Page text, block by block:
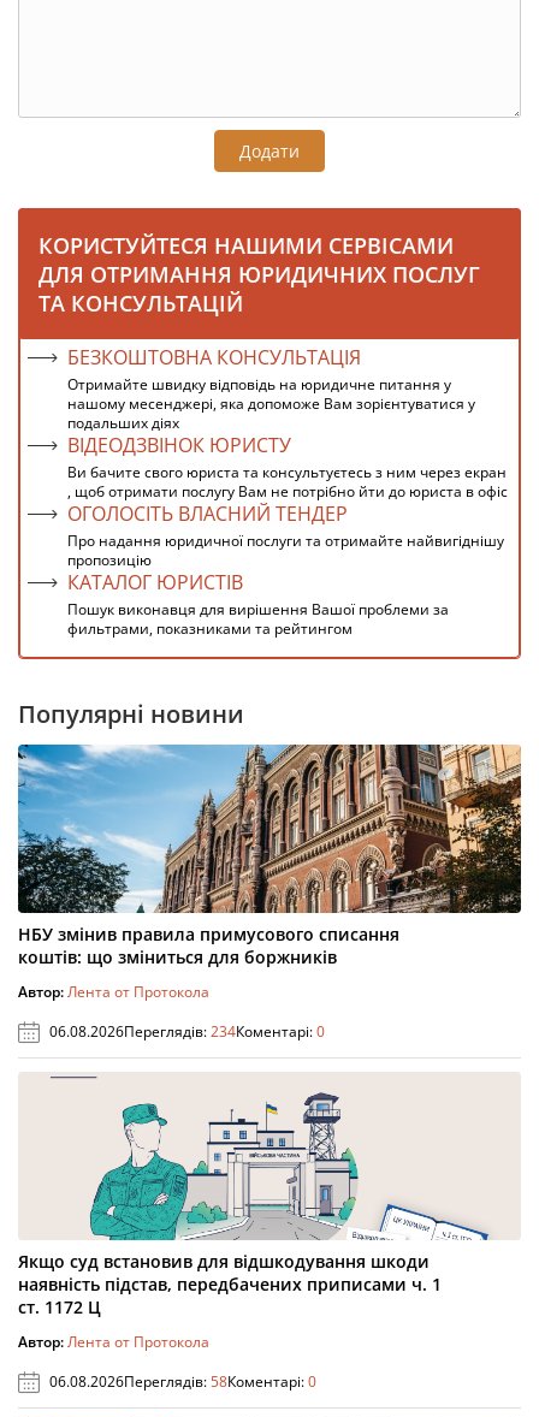
Додати
КОРИСТУЙТЕСЯ НАШИМИ СЕРВІСАМИ
ДЛЯ ОТРИМАННЯ ЮРИДИЧНИХ ПОСЛУГ
ТА КОНСУЛЬТАЦІЙ
БЕЗКОШТОВНА КОНСУЛЬТАЦІЯ
Отримайте швидку відповідь на юридичне питання у
нашому месенджері, яка допоможе Вам зорієнтуватися у
подальших діях
ВІДЕОДЗВІНОК ЮРИСТУ
Ви бачите свого юриста та консультуєтесь з ним через екран
, щоб отримати послугу Вам не потрібно йти до юриста в офіс
ОГОЛОСІТЬ ВЛАСНИЙ ТЕНДЕР
Про надання юридичної послуги та отримайте найвигіднішу
пропозицію
КАТАЛОГ ЮРИСТІВ
Пошук виконавця для вирішення Вашої проблеми за
фильтрами, показниками та рейтингом
Популярні новини
НБУ змінив правила примусового списання
коштів: що зміниться для боржників
Автор:Лента от Протокола
06.08.2026Переглядів:234Коментарі:0
Якщо суд встановив для відшкодування шкоди
наявність підстав, передбачених приписами ч. 1
ст. 1172 Ц
Автор:Лента от Протокола
06.08.2026Переглядів:58Коментарі:0